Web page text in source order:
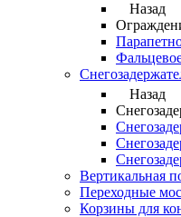
Назад
Назад
Вертикальная
Переходные
Корзины для